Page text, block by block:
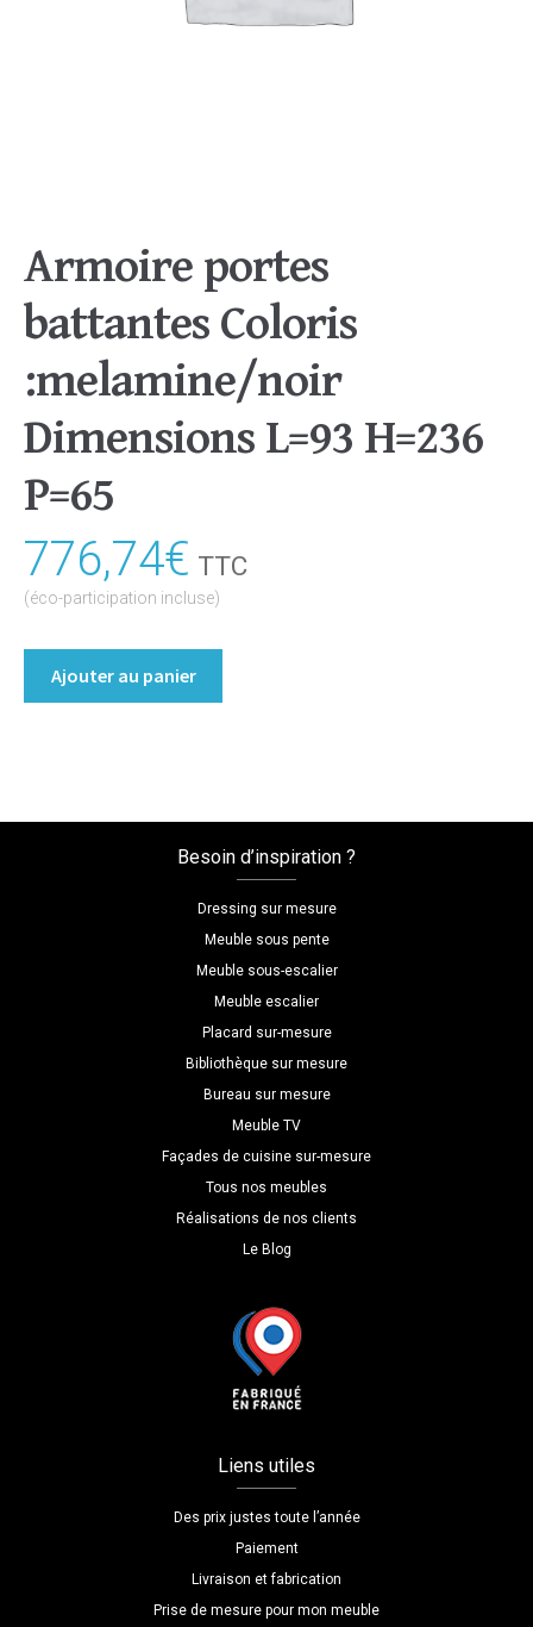
Armoire portes
battantes Coloris
:melamine/noir
Dimensions L=93 H=236
P=65
776,74€ TTC
(éco-participation incluse)
Ajouter au panier
Besoin d’inspiration ?
Dressing sur mesure
Meuble sous pente
Meuble sous-escalier
Meuble escalier
Placard sur-mesure
Bibliothèque sur mesure
Bureau sur mesure
Meuble TV
Façades de cuisine sur-mesure
Tous nos meubles
Réalisations de nos clients
Le Blog
Liens utiles
Des prix justes toute l’année
Paiement
Livraison et fabrication
Prise de mesure pour mon meuble